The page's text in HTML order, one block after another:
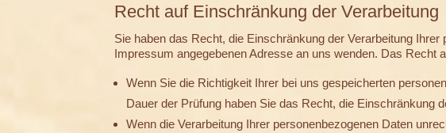
Recht auf Einschränkung der Verarbeitung
Sie haben das Recht, die Einschränkung der Verarbeitung
Impressum angegebenen Adresse an uns wenden. Das Recht
Wenn Sie die Richtigkeit Ihrer bei uns gespeicherten
Dauer der Prüfung haben Sie das Recht, die Einschränkung
Wenn die Verarbeitung Ihrer personenbezogenen Daten